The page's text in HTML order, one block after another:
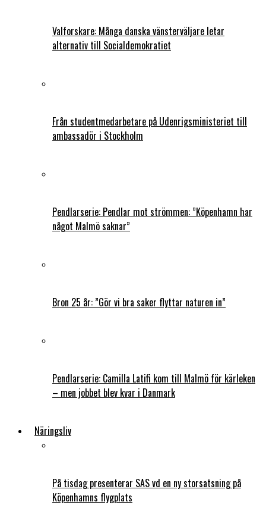
Valforskare: Många danska vänsterväljare letar
alternativ till Socialdemokratiet
Från studentmedarbetare på Udenrigsministeriet till
ambassadör i Stockholm
Pendlarserie: Pendlar mot strömmen: ”Köpenhamn har
något Malmö saknar”
Bron 25 år: ”Gör vi bra saker flyttar naturen in”
Pendlarserie: Camilla Latifi kom till Malmö för kärleken
– men jobbet blev kvar i Danmark
Näringsliv
På tisdag presenterar SAS vd en ny storsatsning på
Köpenhamns flygplats